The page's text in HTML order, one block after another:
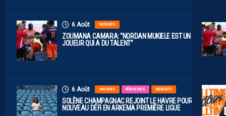
6 Août MERCATO
ZOUMANA CAMARA: “NORDAN MUKIELE EST UN
JOUEUR QUI A DU TALENT”
6 Août ANCIENS FÉMININES MERCATO
SOLÈNE CHAMPAGNAC REJOINT LE HAVRE POUR UN
NOUVEAU DÉFI EN ARKEMA PREMIÈRE LIGUE